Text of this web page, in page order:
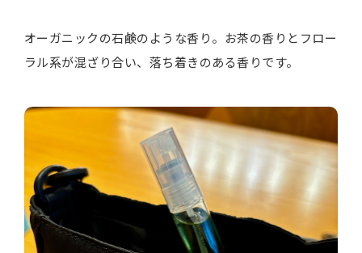
オーガニックの石鹸のような香り。お茶の香りとフロー
ラル系が混ざり合い、落ち着きのある香りです。